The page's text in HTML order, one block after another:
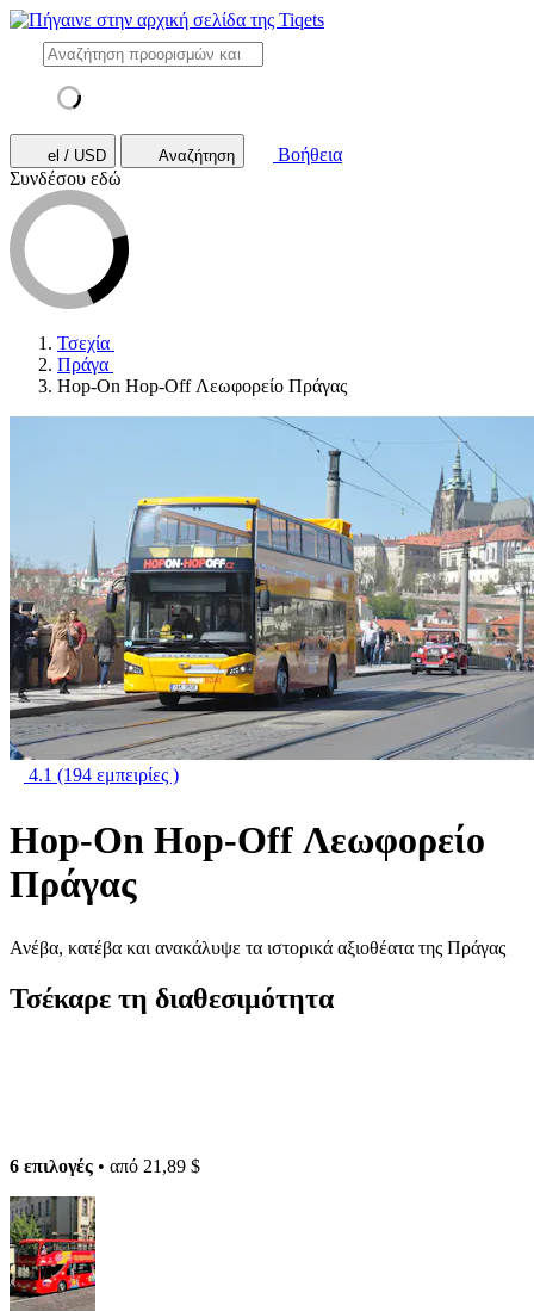
el / USD Αναζήτηση
Βοήθεια
Συνδέσου εδώ
Τσεχία
Πράγα
Hop-On Hop-Off Λεωφορείο Πράγας
4.1 (194 εμπειρίες )
Hop-On Hop-Off Λεωφορείο
Πράγας
Ανέβα, κατέβα και ανακάλυψε τα ιστορικά αξιοθέατα της Πράγας
Τσέκαρε τη διαθεσιμότητα
6 επιλογές • από 21,89 $